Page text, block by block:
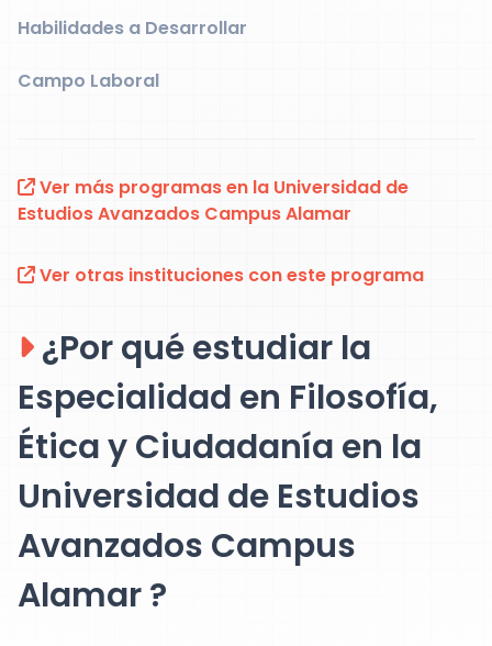
Habilidades a Desarrollar
Campo Laboral
Ver más programas en la Universidad de
Estudios Avanzados Campus Alamar
Ver otras instituciones con este programa
¿Por qué estudiar la
Especialidad en Filosofía,
Ética y Ciudadanía en la
Universidad de Estudios
Avanzados Campus
Alamar ?